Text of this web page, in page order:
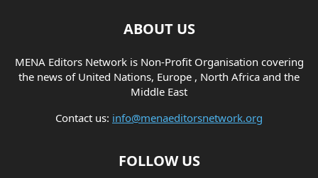
ABOUT US
MENA Editors Network is Non-Profit Organisation covering
the news of United Nations, Europe , North Africa and the
Middle East
Contact us: info@menaeditorsnetwork.org
FOLLOW US